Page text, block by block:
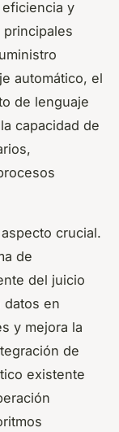
y
automático, el
de lenguaje
capacidad de
crucial.
de
del juicio
datos en
y mejora la
de
existente